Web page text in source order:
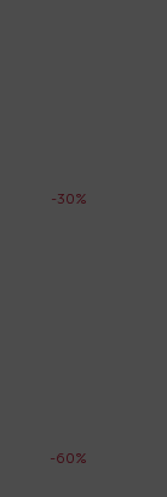
-30%
-60%